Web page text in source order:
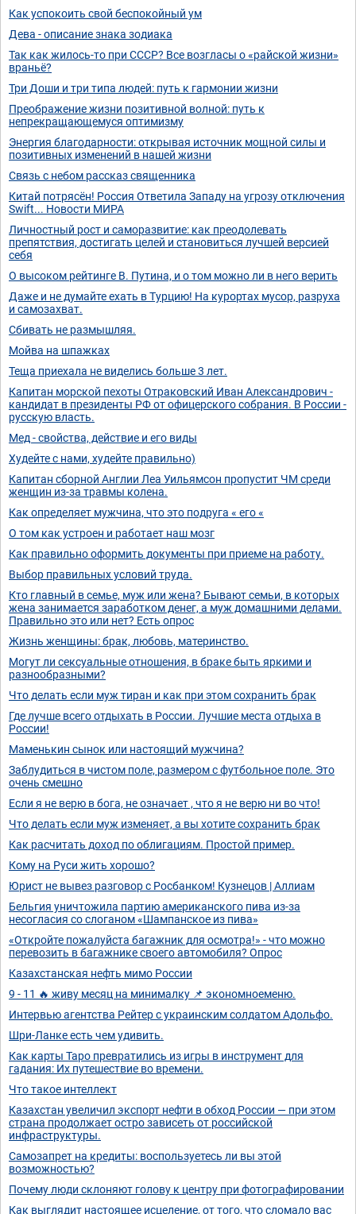
Как успокоить свой беспокойный ум
Дева - описание знака зодиака
Так как жилось-то при СССР? Все возгласы о «райской жизни»
враньё?
Три Доши и три типа людей: путь к гармонии жизни
Преображение жизни позитивной волной: путь к
непрекращающемуся оптимизму
Энергия благодарности: открывая источник мощной силы и
позитивных изменений в нашей жизни
Связь с небом рассказ священника
Китай потрясён! Россия Ответила Западу на угрозу отключения
Swift... Новости МИРА
Личностный рост и саморазвитие: как преодолевать
препятствия, достигать целей и становиться лучшей версией
себя
О высоком рейтинге В. Путина, и о том можно ли в него верить
Даже и не думайте ехать в Турцию! На курортах мусор, разруха
и самозахват.
Сбивать не размышляя.
Мойва на шпажках
Теща приехала не виделись больше 3 лет.
Капитан морской пехоты Отраковский Иван Александрович -
кандидат в президенты РФ от офицерского собрания. В России -
русскую власть.
Мед - свойства, действие и его виды
Худейте с нами, худейте правильно)
Капитан сборной Англии Леа Уильямсон пропустит ЧМ среди
женщин из-за травмы колена.
Как определяет мужчина, что это подруга « его «
О том как устроен и работает наш мозг
Как правильно оформить документы при приеме на работу.
Выбор правильных условий труда.
Кто главный в семье, муж или жена? Бывают семьи, в которых
жена занимается заработком денег, а муж домашними делами.
Правильно это или нет? Есть опрос
Жизнь женщины: брак, любовь, материнство.
Могут ли сексуальные отношения, в браке быть яркими и
разнообразными?
Что делать если муж тиран и как при этом сохранить брак
Где лучше всего отдыхать в России. Лучшие места отдыха в
России!
Маменькин сынок или настоящий мужчина?
Заблудиться в чистом поле, размером с футбольное поле. Это
очень смешно
Если я не верю в бога, не означает , что я не верю ни во что!
Что делать если муж изменяет, а вы хотите сохранить брак
Как расчитать доход по облигациям. Простой пример.
Кому на Руси жить хорошо?
Юрист не вывез разговор с Росбанком! Кузнецов | Аллиам
Бельгия уничтожила партию американского пива из-за
несогласия со слоганом «Шампанское из пива»
«Откройте пожалуйста багажник для осмотра!» - что можно
перевозить в багажнике своего автомобиля? Опрос
Казахстанская нефть мимо России
9 - 11 🔥 живу месяц на минималку 📌 экономноеменю.
Интервью агентства Рейтер с украинским солдатом Адольфо.
Шри-Ланке есть чем удивить.
Как карты Таро превратились из игры в инструмент для
гадания: Их путешествие во времени.
Что такое интеллект
Казахстан увеличил экспорт нефти в обход России — при этом
страна продолжает остро зависеть от российской
инфраструктуры.
Самозапрет на кредиты: воспользуетесь ли вы этой
возможностью?
Почему люди склоняют голову к центру при фотографировании
Как выглядит настоящее исцеление, от того, что сломало вас